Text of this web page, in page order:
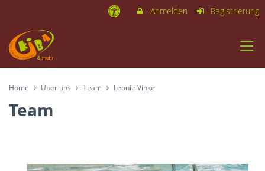
Anmelden Registrierung
Home Über uns Team Leonie Vinke
Team